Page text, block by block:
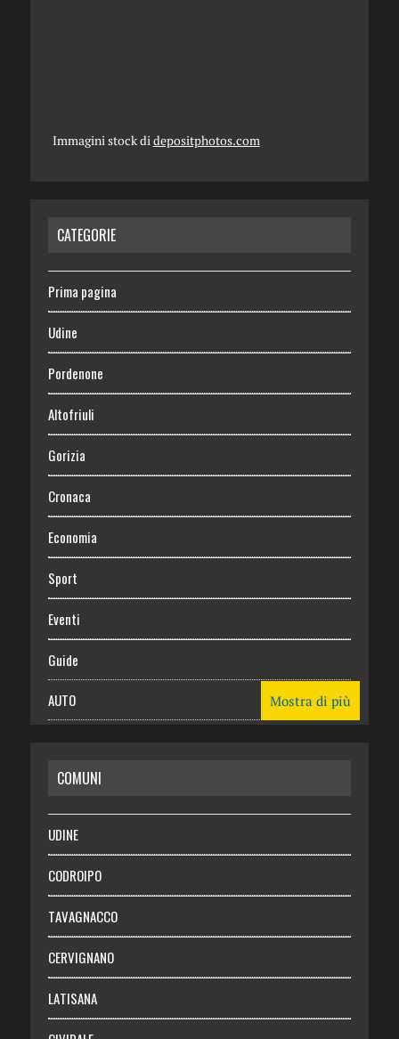
Immagini stock didepositphotos.com
CATEGORIE
Prima pagina
Udine
Pordenone
Altofriuli
Gorizia
Cronaca
Economia
Sport
Eventi
Guide
AUTO
RISPARMIO
SALUTE
Necrologie
Chi siamo
Abbonati
Login
Mostra di più
COMUNI
UDINE
CODROIPO
TAVAGNACCO
CERVIGNANO
LATISANA